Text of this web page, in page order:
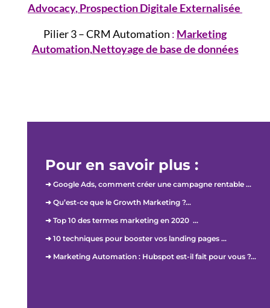
Advocacy,Prospection Digitale Externalisée
Pilier 3 – CRM Automation : Marketing
Automation,Nettoyage de base de données
Pour en savoir plus :
➜ Google Ads, comment créer une campagne rentable …
➜ Qu’est-ce que le Growth Marketing ?…
➜ Top 10 des termes marketing en 2020 …
➜ 10 techniques pour booster vos landing pages …
➜ Marketing Automation : Hubspot est-il fait pour vous ?…